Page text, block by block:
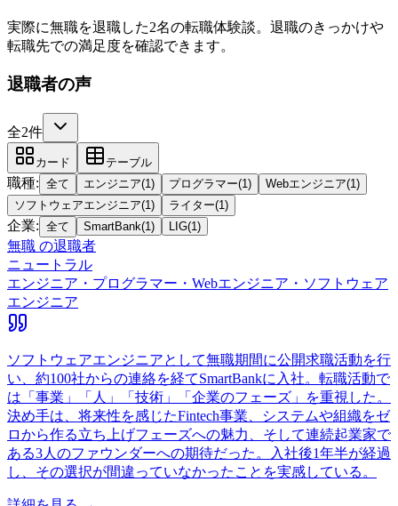
実際に無職を退職した2名の転職体験談。退職のきっかけや
転職先での満足度を確認できます。
退職者の声
全2件
カード テーブル
職種: 全て エンジニア(1 ) プログラマー(1 ) Webエンジニア(1 )
ソフトウェアエンジニア(1 ) ライター(1 )
企業: 全て SmartBank(1 ) LIG(1 )
無職 の退職者
ニュートラル
エンジニア・プログラマー・Webエンジニア・ソフトウェア
エンジニア
ソフトウェアエンジニアとして無職期間に公開求職活動を行
い、約100社からの連絡を経てSmartBankに入社。転職活動で
は「事業」「人」「技術」「企業のフェーズ」を重視した。
決め手は、将来性を感じたFintech事業、システムや組織をゼ
ロから作る立ち上げフェーズへの魅力、そして連続起業家で
ある3人のファウンダーへの期待だった。入社後1年半が経過
し、その選択が間違っていなかったことを実感している。